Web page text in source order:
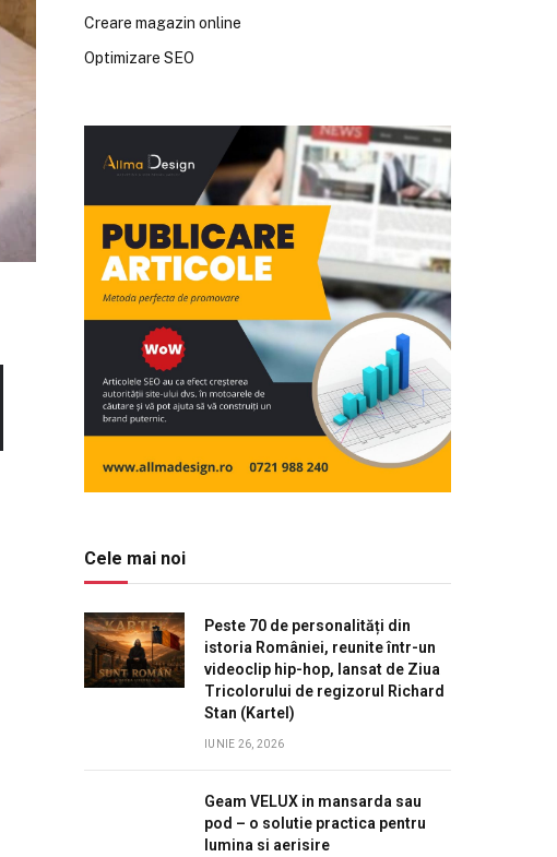
Creare magazin online
Optimizare SEO
Cele mai noi
Peste 70 de personalități din
istoria României, reunite într-un
videoclip hip-hop, lansat de Ziua
Tricolorului de regizorul Richard
Stan (Kartel)
IUNIE 26, 2026
Geam VELUX in mansarda sau
pod – o solutie practica pentru
lumina si aerisire